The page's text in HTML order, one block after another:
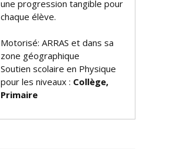
une progression tangible pour
chaque élève.
Motorisé: ARRAS et dans sa
zone géographique
Soutien scolaire en Physique
pour les niveaux : Collège,
Primaire